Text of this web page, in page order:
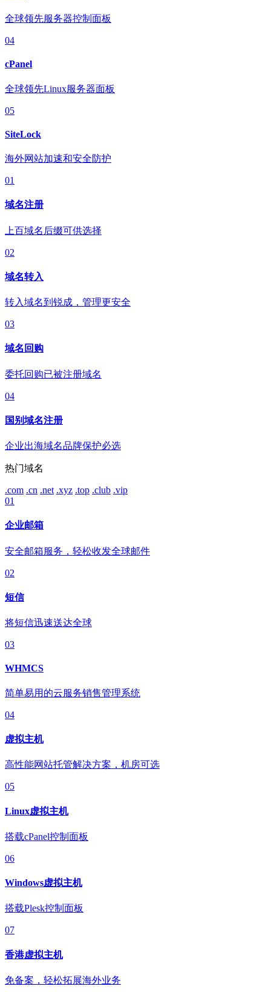
全球领先服务器控制面板
04
cPanel
全球领先Linux服务器面板
05
SiteLock
海外网站加速和安全防护
01
域名注册
上百域名后缀可供选择
02
域名转入
转入域名到锐成，管理更安全
03
域名回购
委托回购已被注册域名
04
国别域名注册
企业出海域名品牌保护必选
热门域名
.com .cn .net .xyz .top .club .vip
01
企业邮箱
安全邮箱服务，轻松收发全球邮件
02
短信
将短信迅速送达全球
03
WHMCS
简单易用的云服务销售管理系统
04
虚拟主机
高性能网站托管解决方案，机房可选
05
Linux虚拟主机
搭载cPanel控制面板
06
Windows虚拟主机
搭载Plesk控制面板
07
香港虚拟主机
免备案，轻松拓展海外业务